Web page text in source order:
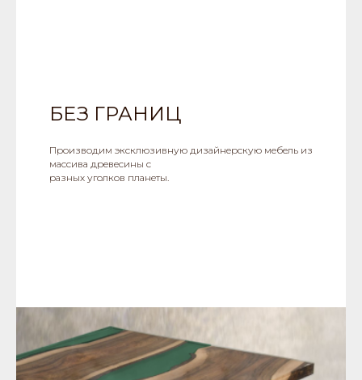
БЕЗ ГРАНИЦ
Производим эксклюзивную дизайнерскую мебель из
массива древесины с
разных уголков планеты.